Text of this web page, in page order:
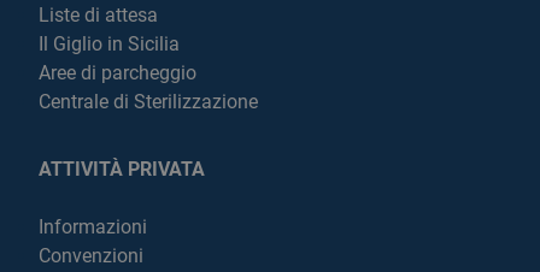
Liste di attesa
Il Giglio in Sicilia
Aree di parcheggio
Centrale di Sterilizzazione
ATTIVITÀ PRIVATA
Informazioni
Convenzioni